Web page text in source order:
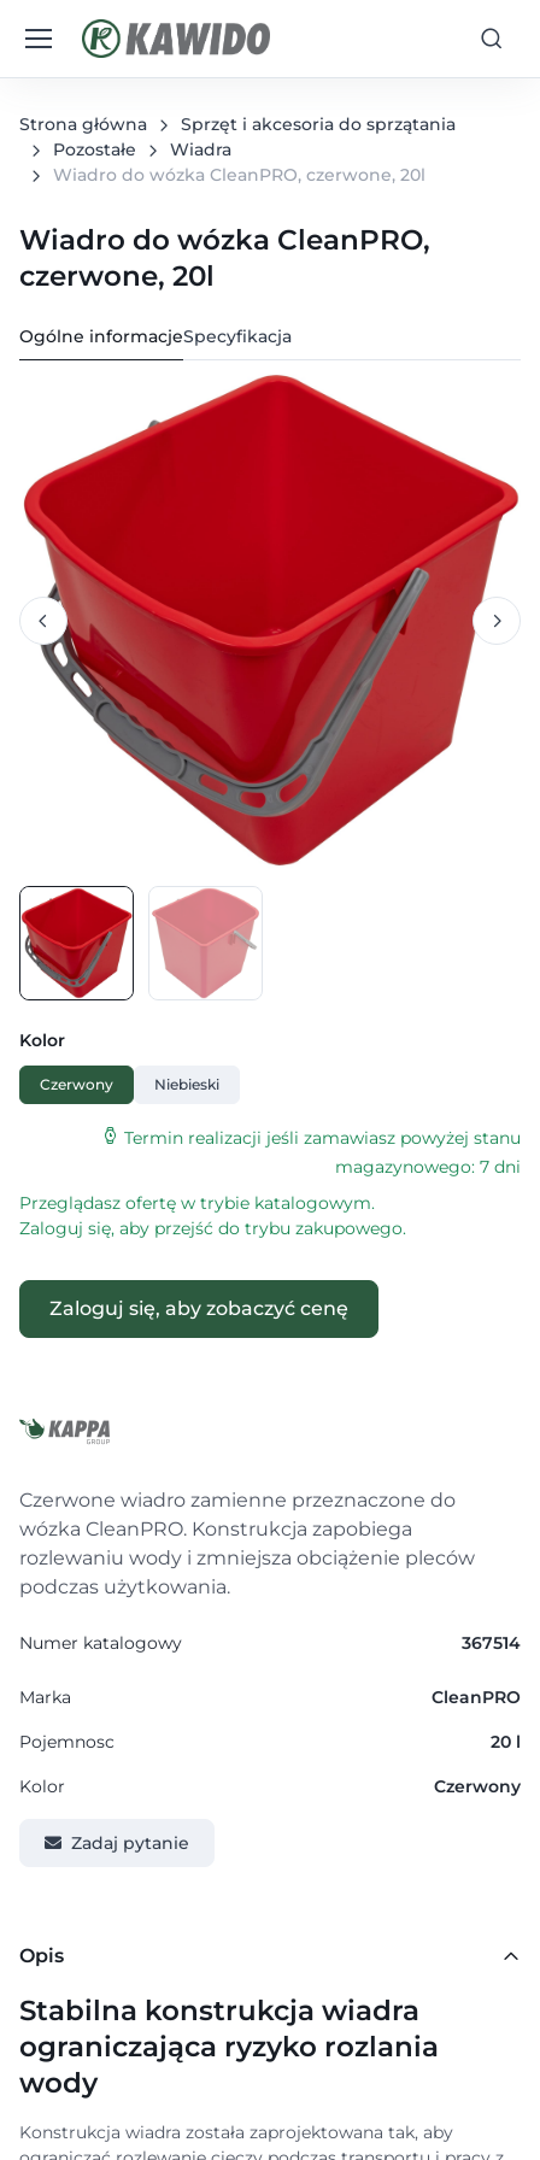
Strona główna
Sprzęt i akcesoria do sprzątania
Pozostałe
Wiadra
Wiadro do wózka CleanPRO, czerwone, 20l
Wiadro do wózka CleanPRO,
czerwone, 20l
Ogólne informacjeSpecyfikacja
Kolor
Czerwony Niebieski
Termin realizacji jeśli zamawiasz powyżej stanu
magazynowego: 7 dni
Przeglądasz ofertę w trybie katalogowym.
Zaloguj się, aby przejść do trybu zakupowego.
Zaloguj się, aby zobaczyć cenę
Czerwone wiadro zamienne przeznaczone do
wózka CleanPRO. Konstrukcja zapobiega
rozlewaniu wody i zmniejsza obciążenie pleców
podczas użytkowania.
Numer katalogowy 367514
Marka CleanPRO
Pojemnosc 20 l
Kolor Czerwony
Zadaj pytanie
Opis
Stabilna konstrukcja wiadra
ograniczająca ryzyko rozlania
wody
Konstrukcja wiadra została zaprojektowana tak, aby